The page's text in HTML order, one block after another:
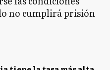
no cumplirá prisión